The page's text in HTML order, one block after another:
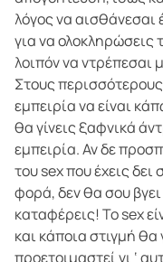
λόγος να αισθάνεσαι
για να ολοκληρώσεις
λοιπόν να ντρέπεσαι
Στους
εμπειρία να είναι
θα γίνεις ξαφνικά
εμπειρία. Αν δε
του sex που έχεις
φορά, δεν θα σου
καταφέρεις! Το sex
και κάποια στιγμή θα
προετοιμαστεί γι ‘